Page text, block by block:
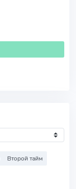
Второй тайм